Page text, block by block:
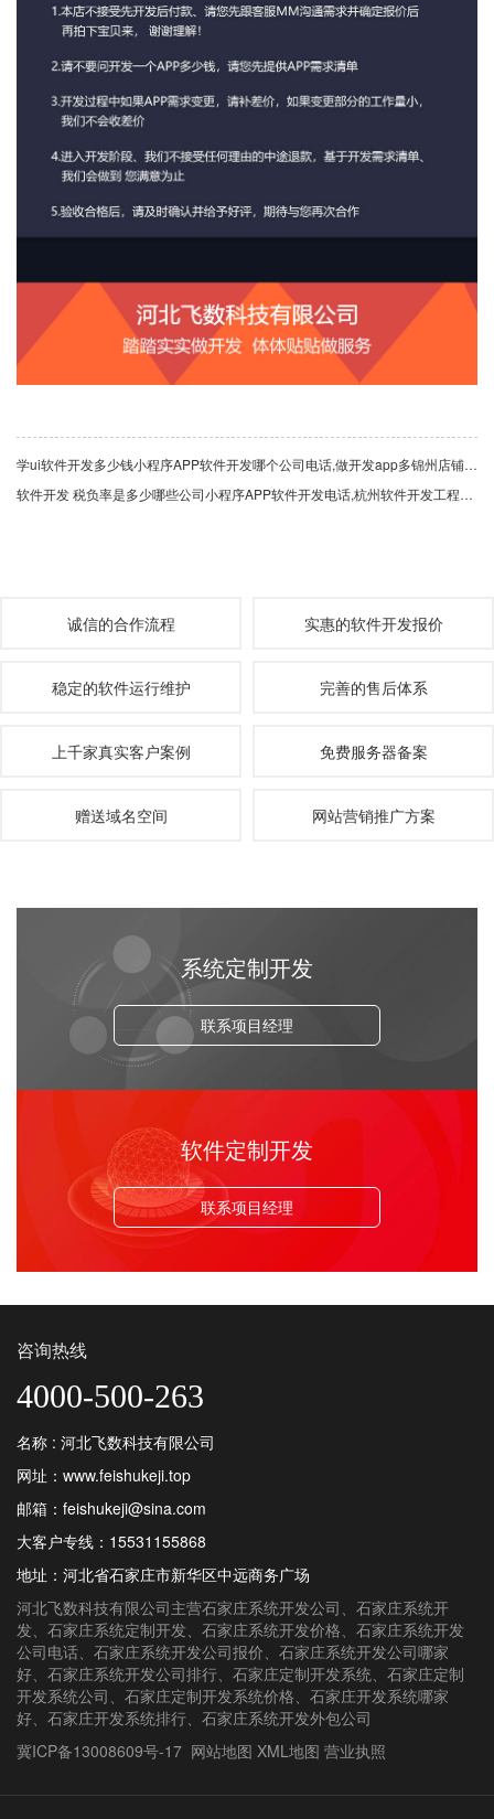
学ui软件开发多少钱小程序APP软件开发哪个公司电话,做开发app多锦州店铺app开发多少钱少钱
软件开发 税负率是多少哪些公司小程序APP软件开发电话,杭州软件开发工程师软件开发年薪大概多少报名多少
诚信的合作流程 实惠的软件开发报价
稳定的软件运行维护 完善的售后体系
上千家真实客户案例 免费服务器备案
赠送域名空间 网站营销推广方案
系统定制开发
联系项目经理
软件定制开发
联系项目经理
咨询热线
4000-500-263
名称 : 河北飞数科技有限公司
网址：www.feishukeji.top
邮箱：feishukeji@sina.com
大客户专线： 15531155868
地址：河北省石家庄市新华区中远商务广场
河北飞数科技有限公司主营石家庄系统开发公司 、 石家庄系统开
发、 石家庄系统定制开发、 石家庄系统开发价格、 石家庄系统开发
公司电话、 石家庄系统开发公司报价、 石家庄系统开发公司哪家
好、 石家庄系统开发公司排行、 石家庄定制开发系统、 石家庄定制
开发系统公司 、 石家庄定制开发系统价格、 石家庄开发系统哪家
好、 石家庄开发系统排行、 石家庄系统开发外包公司
冀ICP备13008609号-17 网站地图 XML地图 营业执照